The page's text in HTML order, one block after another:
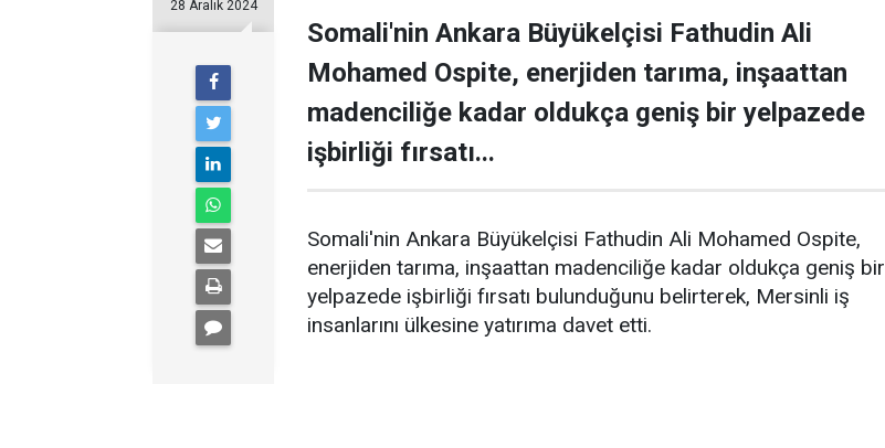
28 Aralık 2024
Somali'nin Ankara Büyükelçisi Fathudin Ali
Mohamed Ospite, enerjiden tarıma, inşaattan
madenciliğe kadar oldukça geniş bir yelpazede
işbirliği fırsatı...
Somali'nin Ankara Büyükelçisi Fathudin Ali Mohamed Ospite,
enerjiden tarıma, inşaattan madenciliğe kadar oldukça geniş bir
yelpazede işbirliği fırsatı bulunduğunu belirterek, Mersinli iş
insanlarını ülkesine yatırıma davet etti.